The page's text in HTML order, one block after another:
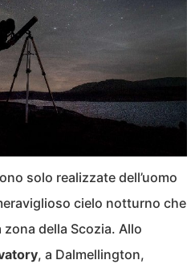
solo realizzate dell’uomo
cielo notturno che
della Scozia. Allo
, a Dalmellington,